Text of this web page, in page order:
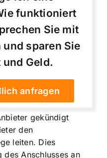
funktioniert
Sie mit
sparen Sie
Geld.
anfragen
gekündigt
den
leiten. Dies
des Anschlusses an